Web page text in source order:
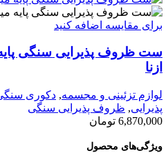
برای مقایسه اضافه کنید
ست ظروف پذیرایی سنگی
ازنا
لوازم تزئینی و مجسمه, دکوری
پذیرایی, ظروف پذیرایی سنگی
6,870,000 تومان
ویژگی‌های محصول